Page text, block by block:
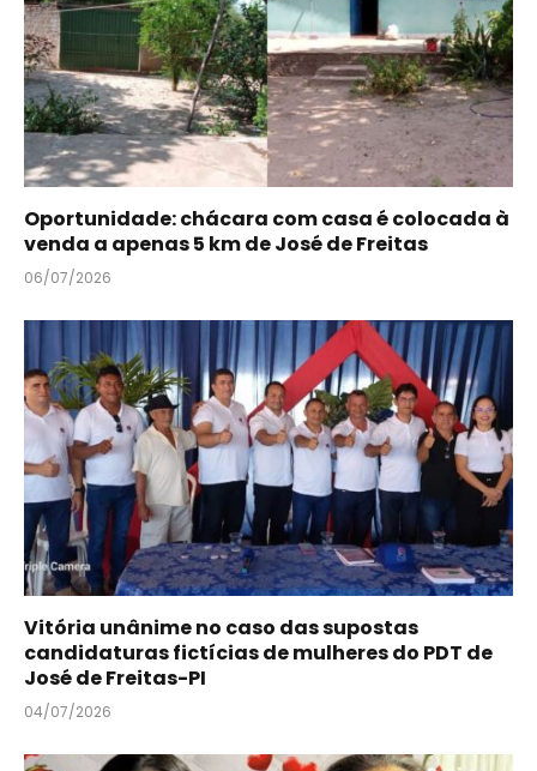
Oportunidade: chácara com casa é colocada à
venda a apenas 5 km de José de Freitas
06/07/2026
Vitória unânime no caso das supostas
candidaturas fictícias de mulheres do PDT de
José de Freitas-PI
04/07/2026